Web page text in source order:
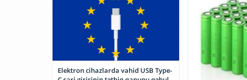
Elektron cihazlarda vahid USB Type-